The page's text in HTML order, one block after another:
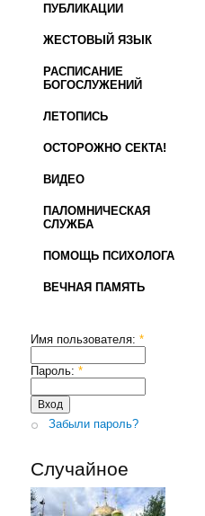
ПУБЛИКАЦИИ
ЖЕСТОВЫЙ ЯЗЫК
РАСПИСАНИЕ
БОГОСЛУЖЕНИЙ
ЛЕТОПИСЬ
ОСТОРОЖНО СЕКТА!
ВИДЕО
ПАЛОМНИЧЕСКАЯ
СЛУЖБА
ПОМОЩЬ ПСИХОЛОГА
ВЕЧНАЯ ПАМЯТЬ
Имя пользователя: *
Пароль: *
Забыли пароль?
Случайное